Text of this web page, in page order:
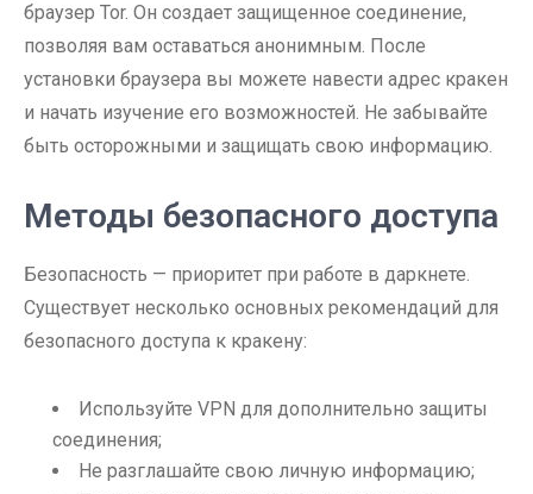
браузер Tor. Он создает защищенное соединение,
позволяя вам оставаться анонимным. После
установки браузера вы можете навести адрес кракен
и начать изучение его возможностей. Не забывайте
быть осторожными и защищать свою информацию.
Методы безопасного доступа
Безопасность — приоритет при работе в даркнете.
Существует несколько основных рекомендаций для
безопасного доступа к кракену:
Используйте VPN для дополнительно защиты
соединения;
Не разглашайте свою личную информацию;